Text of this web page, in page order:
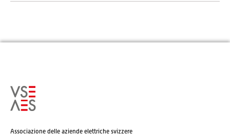
Associazione delle aziende elettriche svizzere